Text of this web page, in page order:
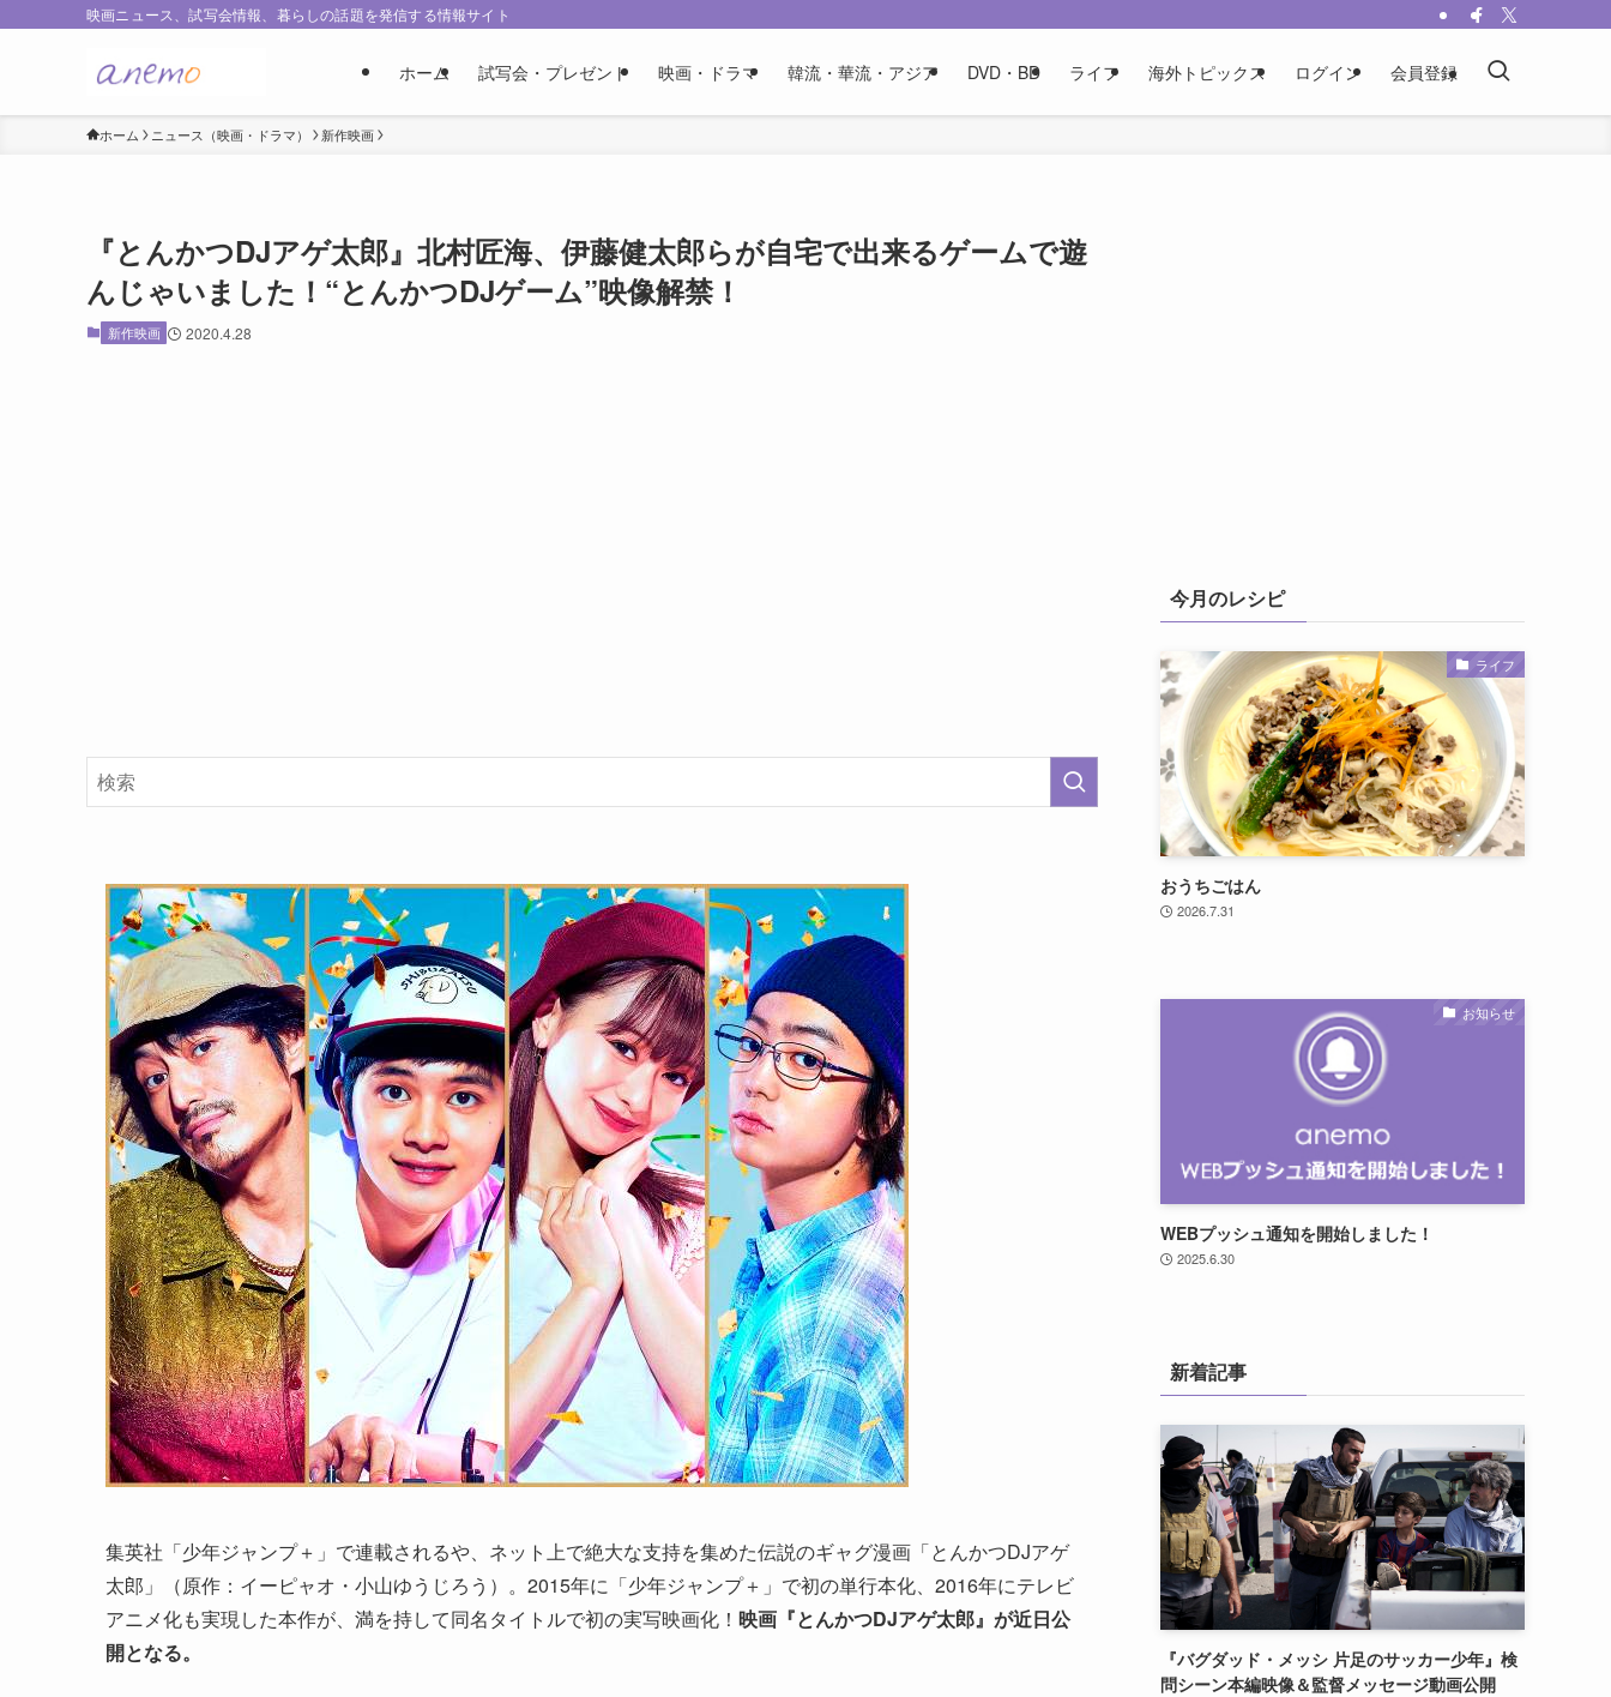
映画ニュース、試写会情報、暮らしの話題を発信する情報サイト
ホーム 試写会・プレゼント 映画・ドラマ 韓流・華流・アジア DVD・BD ライフ 海外トピックス ログイン 会員登録
ホーム ニュース（映画・ドラマ） 新作映画
『とんかつDJアゲ太郎』北村匠海、伊藤健太郎らが自宅で出来るゲームで遊
んじゃいました！“とんかつDJゲーム”映像解禁！
新作映画 2020.4.28
集英社「少年ジャンプ＋」で連載されるや、ネット上で絶大な支持を集めた伝説のギャグ漫画「とんかつDJアゲ
太郎」（原作：イーピャオ・小山ゆうじろう）。2015年に「少年ジャンプ＋」で初の単行本化、2016年にテレビ
アニメ化も実現した本作が、満を持して同名タイトルで初の実写映画化！ 映画『とんかつDJアゲ太郎』が近日公
開となる。
今月のレシピ
ライフ
おうちごはん
2026.7.31
お知らせ
WEBプッシュ通知を開始しました！
2025.6.30
新着記事
『バグダッド・メッシ 片足のサッカー少年』検
問シーン本編映像＆監督メッセージ動画公開